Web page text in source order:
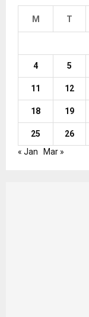
M T
4 5
11 12
18 19
25 26
« Jan
Mar »